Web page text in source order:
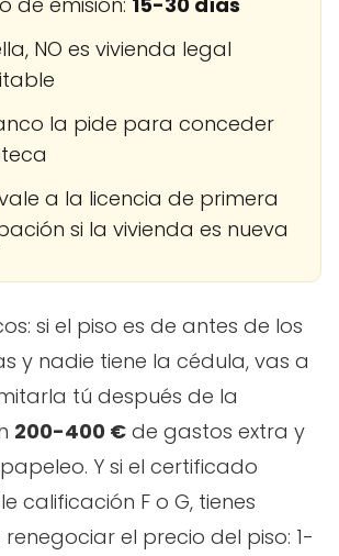
NO es vivienda legal
la pide para conceder
a la licencia de primera
si la vivienda es nueva
si el piso es de antes de los
y nadie tiene la cédula, vas a
tú después de la
200-400 € de gastos extra y
Y si el certificado
calificación F o G, tienes
el precio del piso: 1-